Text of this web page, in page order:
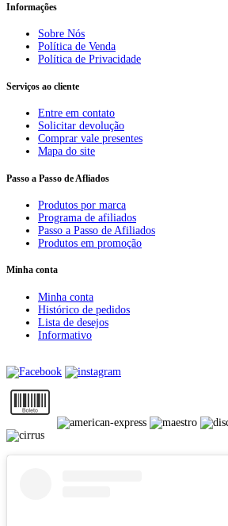
Informações
Sobre Nós
Política de Venda
Política de Privacidade
Serviços ao cliente
Entre em contato
Solicitar devolução
Comprar vale presentes
Mapa do site
Passo a Passo de Afliados
Produtos por marca
Programa de afiliados
Passo a Passo de Afiliados
Produtos em promoção
Minha conta
Minha conta
Histórico de pedidos
Lista de desejos
Informativo